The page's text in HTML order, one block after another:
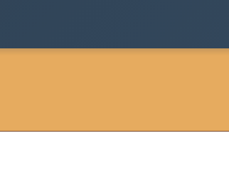
a Livraria Pandora